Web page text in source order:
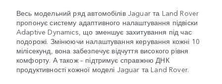
Весь модельний ряд автомобілів Jaguar та Land Rover
пропонує систему адаптивного налаштування підвіски
Adaptive Dynamics, що зменшує захитування під час
подорожі. Змінюючи налаштування керування кожні 10
мілісекунд, вона забезпечує відчуття високого рівня
комфорту. А також – підтримує справжню ДНК
продуктивності кожної моделі Jaguar та Land Rover.